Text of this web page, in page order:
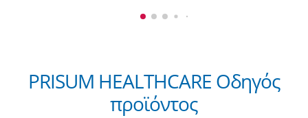
PRISUM HEALTHCARE Οδηγός
προϊόντος